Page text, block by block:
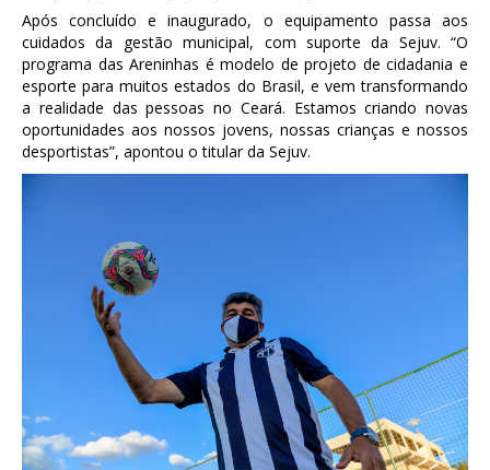
Após concluído e inaugurado, o equipamento passa aos
cuidados da gestão municipal, com suporte da Sejuv. “O
programa das Areninhas é modelo de projeto de cidadania e
esporte para muitos estados do Brasil, e vem transformando
a realidade das pessoas no Ceará. Estamos criando novas
oportunidades aos nossos jovens, nossas crianças e nossos
desportistas”, apontou o titular da Sejuv.